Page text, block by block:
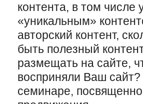
контента, в том числе
«уникальным»
авторский контент,
быть полезный
размещать на сайте,
восприняли Ваш
семинаре,